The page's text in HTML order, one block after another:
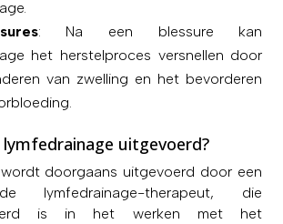
: Na een blessure kan
het herstelproces versnellen door
van zwelling en het bevorderen
uitgevoerd?
doorgaans uitgevoerd door een
lymfedrainage-therapeut, die
is in het werken met het